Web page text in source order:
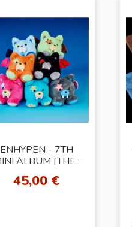
ENHYPEN - 7TH
ALBUM [THE :
Keyring Ver.)
45,00 €